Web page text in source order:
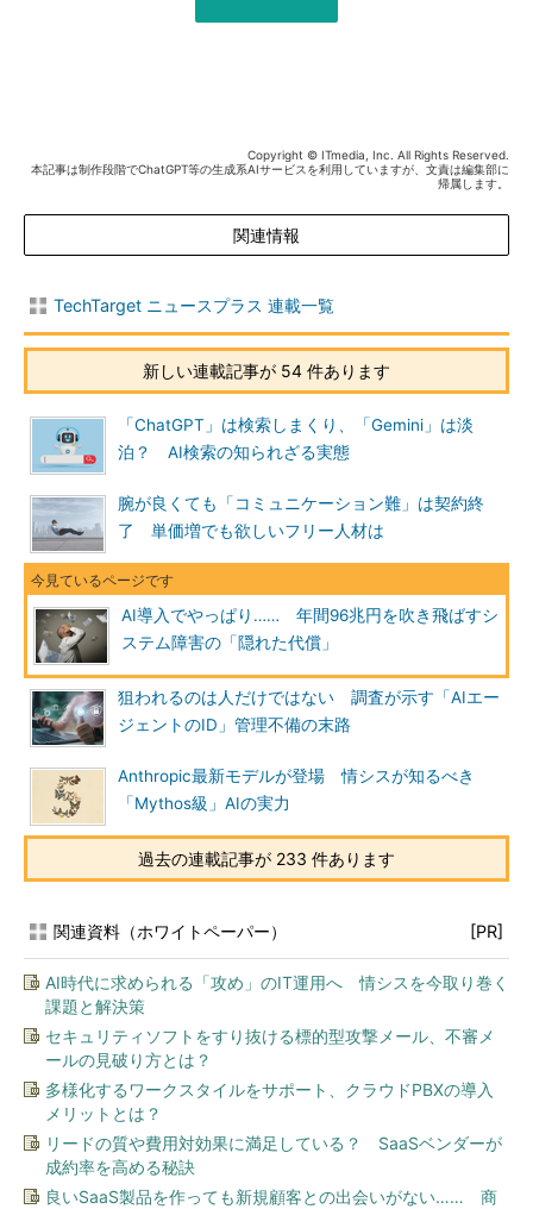
Copyright © ITmedia, Inc. All Rights Reserved.
本記事は制作段階でChatGPT等の生成系AIサービスを利用していますが、文責は編集部に
帰属します。
関連情報
TechTarget ニュースプラス 連載一覧
新しい連載記事が 54 件あります
「ChatGPT」は検索しまくり、「Gemini」は淡
泊？ AI検索の知られざる実態
腕が良くても「コミュニケーション難」は契約終
了 単価増でも欲しいフリー人材は
AI導入でやっぱり…… 年間96兆円を吹き飛ばすシ
ステム障害の「隠れた代償」
狙われるのは人だけではない 調査が示す「AIエー
ジェントのID」管理不備の末路
Anthropic最新モデルが登場 情シスが知るべき
「Mythos級」AIの実力
過去の連載記事が 233 件あります
関連資料（ホワイトペーパー） [PR]
AI時代に求められる「攻め」のIT運用へ 情シスを今取り巻く
課題と解決策
セキュリティソフトをすり抜ける標的型攻撃メール、不審メ
ールの見破り方とは？
多様化するワークスタイルをサポート、クラウドPBXの導入
メリットとは？
リードの質や費用対効果に満足している？ SaaSベンダーが
成約率を高める秘訣
良いSaaS製品を作っても新規顧客との出会いがない…… 商